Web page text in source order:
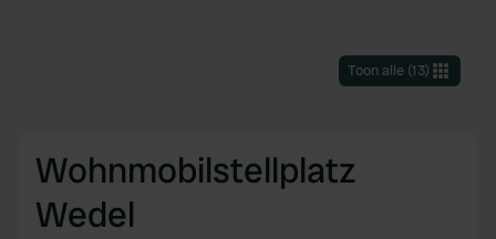
Toon alle(13)
Wohnmobilstellplatz
Wedel